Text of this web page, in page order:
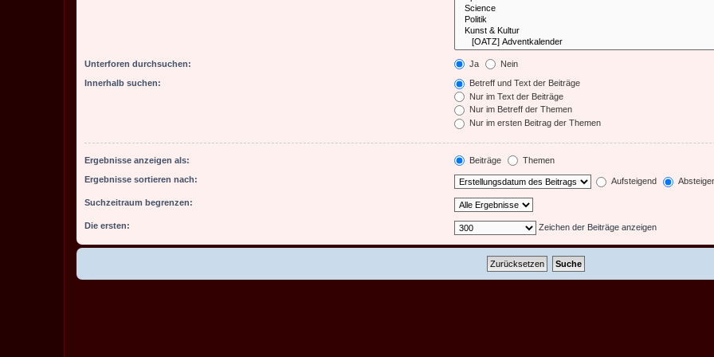
Unterforen durchsuchen: Ja Nein
Innerhalb suchen:
Betreff und Text der Beiträge
Nur im Text der Beiträge
Nur im Betreff der Themen
Nur im ersten Beitrag der Themen
Ergebnisse anzeigen als: Beiträge Themen
Ergebnisse sortieren nach: Aufsteigend
Suchzeitraum begrenzen:
Die ersten: Zeichen der Beiträge anzeigen